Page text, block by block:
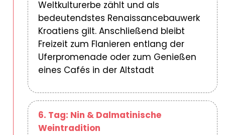
Weltkulturerbe zählt und als
bedeutendstes Renaissancebauwerk
Kroatiens gilt. Anschließend bleibt
Freizeit zum Flanieren entlang der
Uferpromenade oder zum Genießen
eines Cafés in der Altstadt
6. Tag: Nin & Dalmatinische
Weintradition